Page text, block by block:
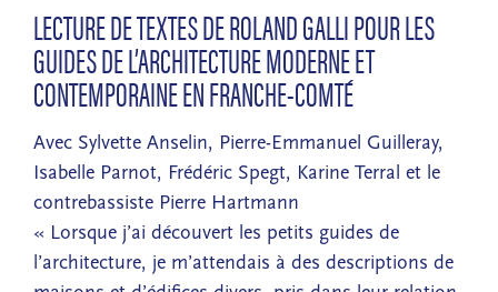
LECTURE DE TEXTES DE ROLAND GALLI POUR LES
GUIDES DE L’ARCHITECTURE MODERNE ET
CONTEMPORAINE EN FRANCHE-COMTÉ
Avec Sylvette Anselin, Pierre-Emmanuel Guilleray,
Isabelle Parnot, Frédéric Spegt, Karine Terral et le
contrebassiste Pierre Hartmann
« Lorsque j’ai découvert les petits guides de
l’architecture, je m’attendais à des descriptions de